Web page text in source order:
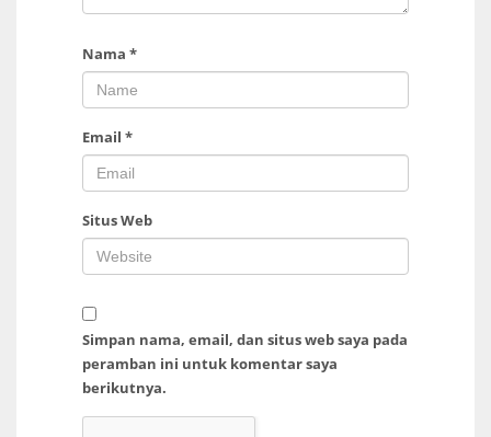
Nama *
Email *
Situs Web
Simpan nama, email, dan situs web saya pada
peramban ini untuk komentar saya
berikutnya.